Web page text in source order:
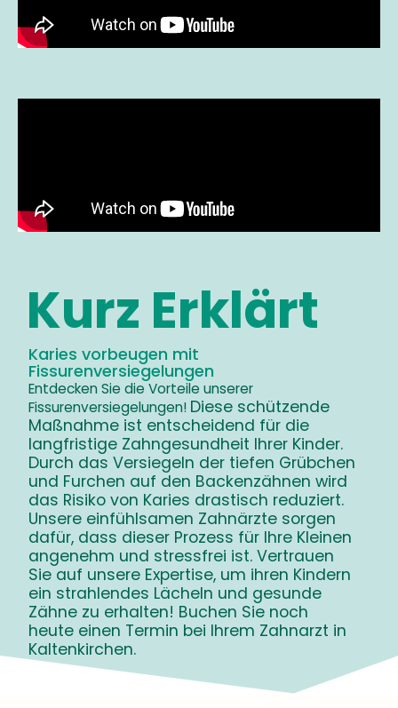
Kurz Erklärt
Karies vorbeugen mit
Fissurenversiegelungen
Entdecken Sie die Vorteile unserer
Fissurenversiegelungen! Diese schützende
Maßnahme ist entscheidend für die
langfristige Zahngesundheit Ihrer Kinder.
Durch das Versiegeln der tiefen Grübchen
und Furchen auf den Backenzähnen wird
das Risiko von Karies drastisch reduziert.
Unsere einfühlsamen Zahnärzte sorgen
dafür, dass dieser Prozess für Ihre Kleinen
angenehm und stressfrei ist. Vertrauen
Sie auf unsere Expertise, um ihren Kindern
ein strahlendes Lächeln und gesunde
Zähne zu erhalten! Buchen Sie noch
heute einen Termin bei Ihrem Zahnarzt in
Kaltenkirchen.